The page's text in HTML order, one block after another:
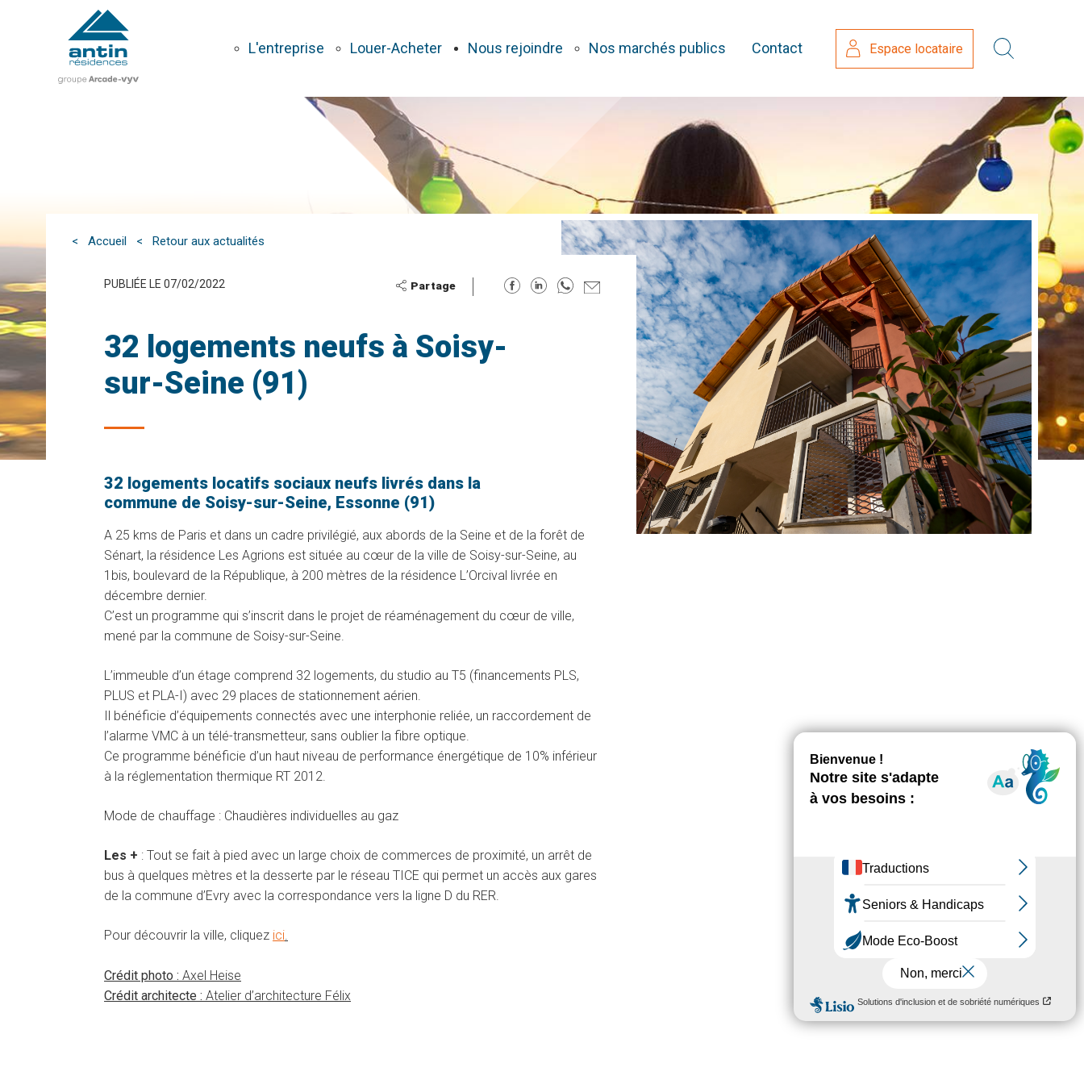
L'entreprise Louer-Acheter Nous rejoindre Nos marchés publics Contact Espace locataire
NOUVELLES RÉSIDENCES
< Accueil < Retour aux actualités
PUBLIÉE LE 07/02/2022
32 logements neufs à Soisy-
sur-Seine (91)
32 logements locatifs sociaux neufs livrés dans la
commune de Soisy-sur-Seine, Essonne (91)
A 25 kms de Paris et dans un cadre privilégié, aux abords de la Seine et de la forêt de
Sénart, la résidence Les Agrions est située au cœur de la ville de Soisy-sur-Seine, au
1bis, boulevard de la République, à 200 mètres de la résidence L’Orcival livrée en
décembre dernier.
C’est un programme qui s’inscrit dans le projet de réaménagement du cœur de ville,
mené par la commune de Soisy-sur-Seine.
L’immeuble d’un étage comprend 32 logements, du studio au T5 (financements PLS,
PLUS et PLA-I) avec 29 places de stationnement aérien.
Il bénéficie d’équipements connectés avec une interphonie reliée, un raccordement de
l’alarme VMC à un télé-transmetteur, sans oublier la fibre optique.
Ce programme bénéficie d’un haut niveau de performance énergétique de 10% inférieur
à la réglementation thermique RT 2012.
Mode de chauffage : Chaudières individuelles au gaz
Les + : Tout se fait à pied avec un large choix de commerces de proximité, un arrêt de
bus à quelques mètres et la desserte par le réseau TICE qui permet un accès aux gares
de la commune d’Evry avec la correspondance vers la ligne D du RER.
Pour découvrir la ville, cliquez ici.
Crédit photo : Axel Heise
Crédit architecte : Atelier d’architecture Félix